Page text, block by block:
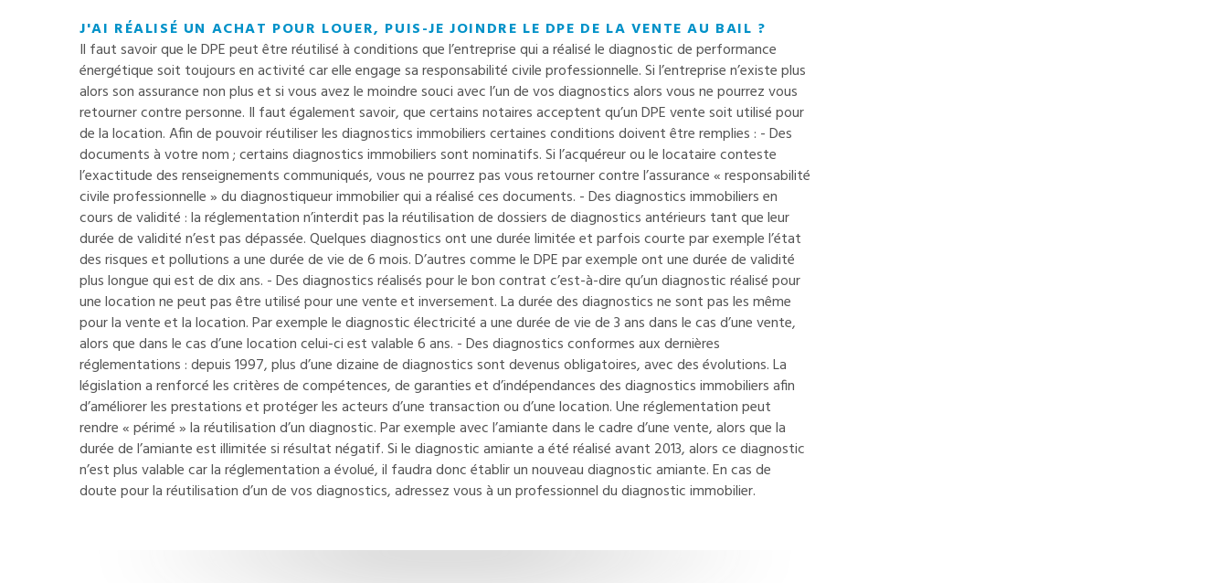
J'AI RÉALISÉ UN ACHAT POUR LOUER, PUIS-JE JOINDRE LE DPE DE LA VENTE AU BAIL ?
Il faut savoir que le DPE peut être réutilisé à conditions que l’entreprise qui a réalisé le diagnostic de performance
énergétique soit toujours en activité car elle engage sa responsabilité civile professionnelle. Si l’entreprise n’existe plus
alors son assurance non plus et si vous avez le moindre souci avec l’un de vos diagnostics alors vous ne pourrez vous
retourner contre personne. Il faut également savoir, que certains notaires acceptent qu’un DPE vente soit utilisé pour
de la location. Afin de pouvoir réutiliser les diagnostics immobiliers certaines conditions doivent être remplies : - Des
documents à votre nom ; certains diagnostics immobiliers sont nominatifs. Si l’acquéreur ou le locataire conteste
l’exactitude des renseignements communiqués, vous ne pourrez pas vous retourner contre l’assurance « responsabilité
civile professionnelle » du diagnostiqueur immobilier qui a réalisé ces documents. - Des diagnostics immobiliers en
cours de validité : la réglementation n’interdit pas la réutilisation de dossiers de diagnostics antérieurs tant que leur
durée de validité n’est pas dépassée. Quelques diagnostics ont une durée limitée et parfois courte par exemple l’état
des risques et pollutions a une durée de vie de 6 mois. D’autres comme le DPE par exemple ont une durée de validité
plus longue qui est de dix ans. - Des diagnostics réalisés pour le bon contrat c’est-à-dire qu’un diagnostic réalisé pour
une location ne peut pas être utilisé pour une vente et inversement. La durée des diagnostics ne sont pas les même
pour la vente et la location. Par exemple le diagnostic électricité a une durée de vie de 3 ans dans le cas d’une vente,
alors que dans le cas d’une location celui-ci est valable 6 ans. - Des diagnostics conformes aux dernières
réglementations : depuis 1997, plus d’une dizaine de diagnostics sont devenus obligatoires, avec des évolutions. La
législation a renforcé les critères de compétences, de garanties et d’indépendances des diagnostics immobiliers afin
d’améliorer les prestations et protéger les acteurs d’une transaction ou d’une location. Une réglementation peut
rendre « périmé » la réutilisation d’un diagnostic. Par exemple avec l’amiante dans le cadre d’une vente, alors que la
durée de l’amiante est illimitée si résultat négatif. Si le diagnostic amiante a été réalisé avant 2013, alors ce diagnostic
n’est plus valable car la réglementation a évolué, il faudra donc établir un nouveau diagnostic amiante. En cas de
doute pour la réutilisation d’un de vos diagnostics, adressez vous à un professionnel du diagnostic immobilier.